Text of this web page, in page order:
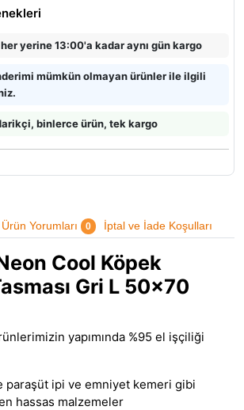
yerine 13:00'a kadar aynı gün kargo
mümkün olmayan ürünler ile ilgili
binlerce ürün, tek kargo
Ürün Yorumları 0 İptal ve İade Koşulları
Cool Köpek
Gri L 50x70
yapımında %95 el işçiliği
paraşüt ipi ve emniyet kemeri gibi
hassas malzemeler